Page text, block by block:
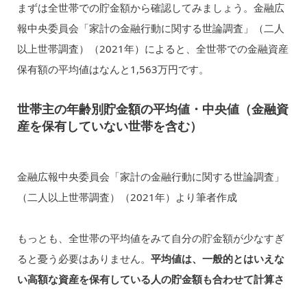
まずは全世帯での貯金額から確認してみましょう。金融広
報中央委員会「家計の金融行動に関する世論調査」（二人
以上世帯調査）（2021年）によると、全世帯での金融資産
保有額の平均値はなんと1,563万円です。
世帯主の年齢別貯金額の平均値・中央値（金融資
産を保有していない世帯を含む）
金融広報中央委員会「家計の金融行動に関する世論調査」
（二人以上世帯調査）（2021年）より筆者作成
もっとも、全世帯の平均値をみて自分の貯金額が少なすぎ
ると憂う必要はありません。 平均値は、一般的とはいえな
い高額な資産を保有している人の貯金額も合わせて計算さ